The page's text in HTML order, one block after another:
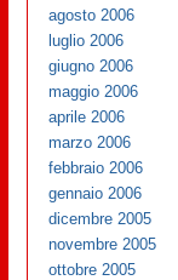
agosto 2006
luglio 2006
giugno 2006
maggio 2006
aprile 2006
marzo 2006
febbraio 2006
gennaio 2006
dicembre 2005
novembre 2005
ottobre 2005